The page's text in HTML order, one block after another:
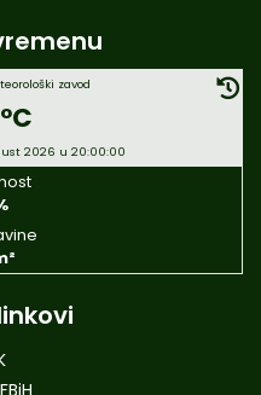
zavod
2026 u 20:00:00